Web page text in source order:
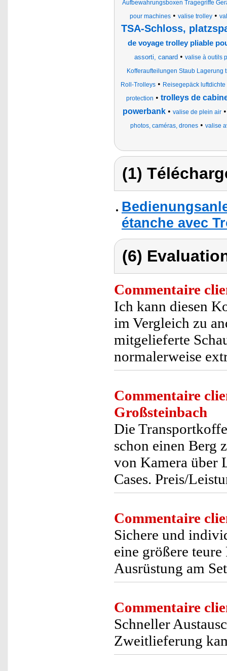
Aufbewahrungsboxen Tragegriffe
pour machines • valise trolley •
TSA-Schloss,
de voyage trolley pliable
assorti, canard• valise à outils
Kofferaufteilungen Staub Lagerung
Roll-Trolleys• Reisegepäck
protection • trolleys de
powerbank• valise de plein air
photos, caméras, drones • valise
(1)
étanche avec
(6)
Commentaire
Ich kann diesen
im Vergleich zu
mitgelieferte
normalerweise
Commentaire
Großsteinbach
Die
schon einen Berg
von Kamera über
Cases. Preis/
Commentaire
Sichere und
eine größere
Ausrüstung am
Commentaire
Schneller
Zweitlieferung